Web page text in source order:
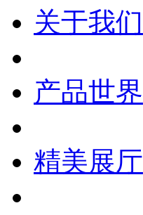
关于我们
产品世界
精美展厅